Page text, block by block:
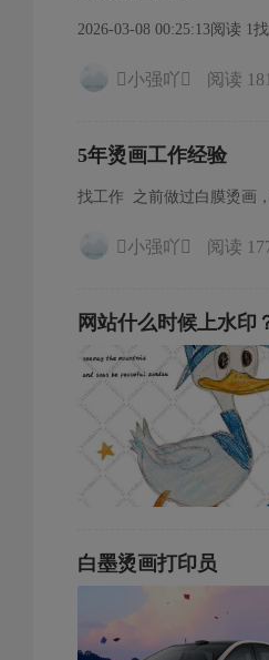
2026-03-08 00:25:13阅读 1
小强吖 阅读
5年烫画工作经验
找工作 之前做过白膜烫画
小强吖 阅读
网站什么时候上水印
白墨烫画打印员